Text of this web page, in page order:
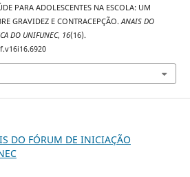
PARA ADOLESCENTES NA ESCOLA: UM
GRAVIDEZ E CONTRACEPÇÃO.ANAIS DO
DO UNIFUNEC, 16(16).
DO FÓRUM DE INICIAÇÃO